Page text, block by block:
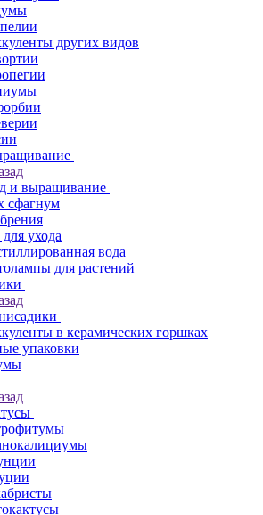
других видов
и выращивание
сфагнум
ухода
вода
для растений
в керамических горшках
упаковки